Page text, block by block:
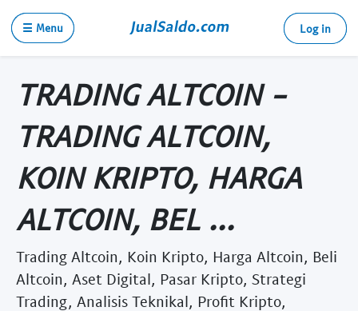
☰ Menu Log in
TRADING ALTCOIN -
TRADING ALTCOIN,
KOIN KRIPTO, HARGA
ALTCOIN, BEL ...
Trading Altcoin, Koin Kripto, Harga Altcoin, Beli
Altcoin, Aset Digital, Pasar Kripto, Strategi
Trading, Analisis Teknikal, Profit Kripto,